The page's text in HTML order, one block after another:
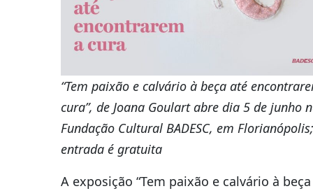
“Tem paixão e calvário à beça até
cura”, de Joana Goulart abre dia 5 de junho
Fundação Cultural BADESC, em Florianópolis;
entrada é gratuita
A exposição “Tem paixão e calvário à